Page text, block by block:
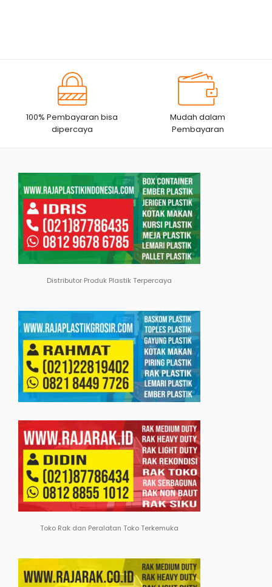
100% Pembayaran bisa
dipercaya
Mudah dalam
Pembayaran
Distributor Produk Plastik Terpercaya
Toko Rak dan Peralatan Toko Terkemuka